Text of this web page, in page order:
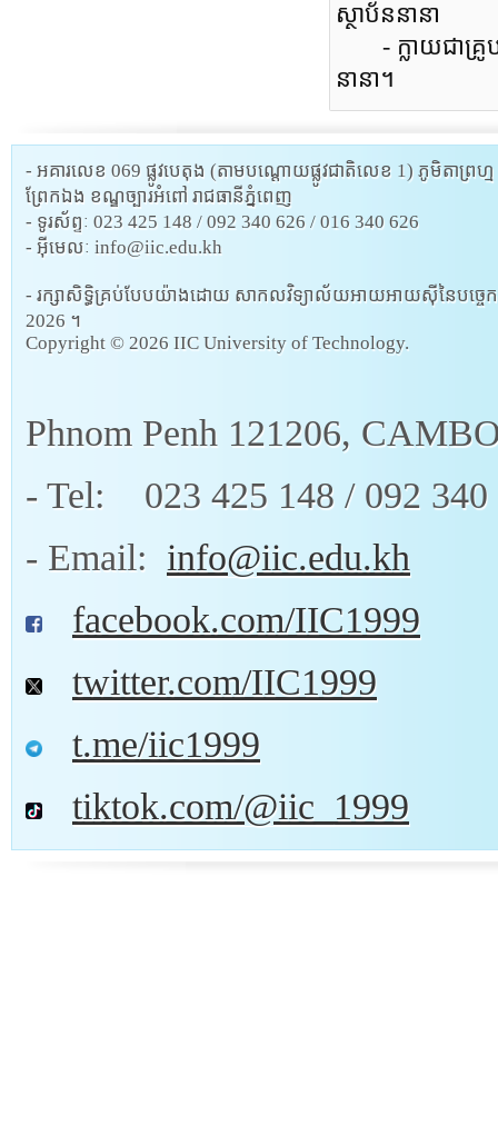
ស្ថាប័ននានា
- ក្លាយជាគ្រូបង្
នានា។
- អគារលេខ 069 ផ្លូវបេតុង (តាមបណ្តោយផ្លូវជាតិលេខ 1) ភូមិតាព្រហ្ម
ព្រែកឯង ខណ្ឌច្បារអំពៅ រាជធានីភ្នំពេញ
- ទូរស័ព្ទៈ 023 425 148 / 092 340 626 / 016 340 626
- អ៊ីមេលៈ info@iic.edu.kh
- រក្សាសិទ្ធិគ្រប់បែបយ៉ាងដោយ សាកលវិទ្យាល័យអាយអាយស៊ីនៃបច្ចេកវិទ្
2026 ។
Copyright © 2026 IIC University of Technology.
Phnom Penh 121206,
- Tel: 023 425 148 / 092 340
- Email: info@iic.edu.kh
facebook.com/IIC1999
twitter.com/IIC1999
t.me/iic1999
tiktok.com/@iic_1999